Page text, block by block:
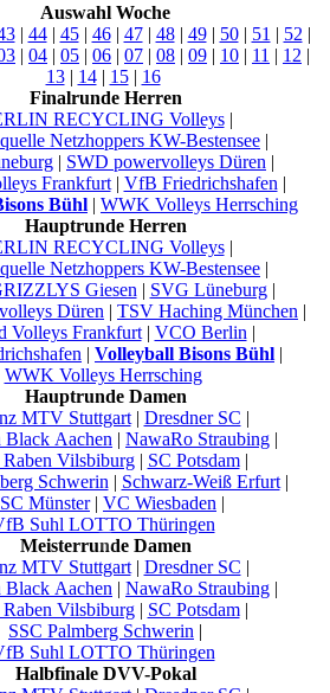
Auswahl Woche
| 44| 45| 46| 47| 48| 49| 50| 51 | 52 |
| 04 | 05 | 06 | 07 | 08 | 09 | 10 | 11 | 12 |
13| 14| 15| 16
Finalrunde Herren
RECYCLING Volleys|
Netzhoppers KW-Bestensee |
| SWD powervolleys Düren |
Frankfurt| VfB Friedrichshafen |
Bühl | WWK Volleys Herrsching
Hauptrunde Herren
RECYCLING Volleys|
Netzhoppers KW-Bestensee |
Giesen | SVG Lüneburg|
Düren | TSV Haching München |
Volleys Frankfurt| VCO Berlin |
| Volleyball Bisons Bühl |
WWK Volleys Herrsching
Hauptrunde Damen
MTV Stuttgart| Dresdner SC |
Black Aachen | NawaRo Straubing |
Raben Vilsbiburg| SC Potsdam|
Schwerin | Schwarz-Weiß Erfurt|
Münster| VC Wiesbaden |
Suhl LOTTO Thüringen
Meisterrunde Damen
MTV Stuttgart| Dresdner SC |
Black Aachen | NawaRo Straubing |
Raben Vilsbiburg| SC Potsdam|
SSC Palmberg Schwerin |
Suhl LOTTO Thüringen
Halbfinale DVV-Pokal